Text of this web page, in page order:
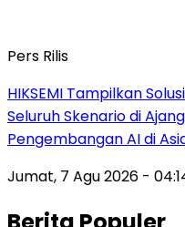
Pers Rilis
HIKSEMI Tampilkan
Seluruh Skenario di
Pengembangan AI di
Jumat, 7 Agu 2026 -